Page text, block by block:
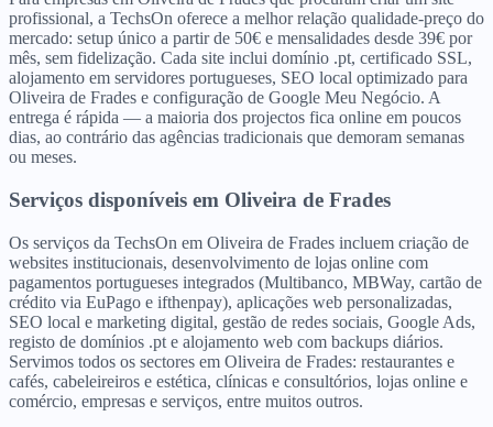
profissional, a TechsOn oferece a melhor relação qualidade-preço do
mercado: setup único a partir de 50€ e mensalidades desde 39€ por
mês, sem fidelização. Cada site inclui domínio .pt, certificado SSL,
alojamento em servidores portugueses, SEO local optimizado para
Oliveira de Frades e configuração de Google Meu Negócio. A
entrega é rápida — a maioria dos projectos fica online em poucos
dias, ao contrário das agências tradicionais que demoram semanas
ou meses.
Serviços disponíveis em Oliveira de Frades
Os serviços da TechsOn em Oliveira de Frades incluem criação de
websites institucionais, desenvolvimento de lojas online com
pagamentos portugueses integrados (Multibanco, MBWay, cartão de
crédito via EuPago e ifthenpay), aplicações web personalizadas,
SEO local e marketing digital, gestão de redes sociais, Google Ads,
registo de domínios .pt e alojamento web com backups diários.
Servimos todos os sectores em Oliveira de Frades: restaurantes e
cafés, cabeleireiros e estética, clínicas e consultórios, lojas online e
comércio, empresas e serviços, entre muitos outros.